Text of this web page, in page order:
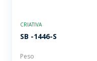
CRIATIVA
SB -1446-S
Peso